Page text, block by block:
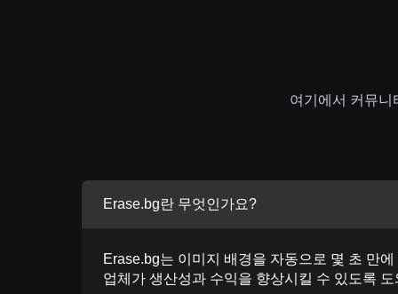
여기에서 커뮤니
Erase.bg란 무엇인가요?
Erase.bg는 이미지 배경을 자동으로 몇 초 만
업체가 생산성과 수익을 향상시킬 수 있도록